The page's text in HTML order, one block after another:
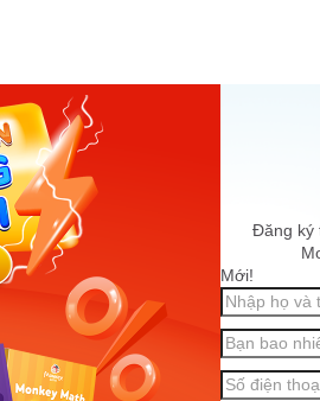
Đăng ký
Mới!